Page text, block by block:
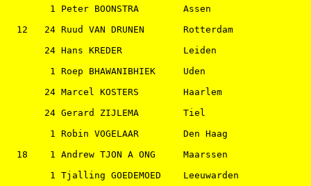
1 Peter BOONSTRA        Assen
12   24 Ruud VAN DRUNEN       Rotterdam
24 Hans KREDER           Leiden
1 Roep BHAWANIBHIEK     Uden
24 Marcel KOSTERS        Haarlem
24 Gerard ZIJLEMA        Tiel
1 Robin VOGELAAR        Den Haag
18    1 Andrew TJON A ONG     Maarssen
1 Tjalling GOEDEMOED    Leeuwarden